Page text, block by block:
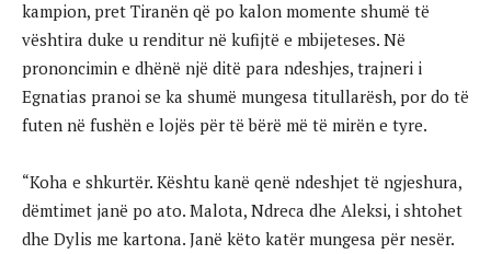
kampion, pret Tiranën që po kalon momente shumë të
vështira duke u renditur në kufijtë e mbijeteses. Në
prononcimin e dhënë një ditë para ndeshjes, trajneri i
Egnatias pranoi se ka shumë mungesa titullarësh, por do të
futen në fushën e lojës për të bërë më të mirën e tyre.
“Koha e shkurtër. Kështu kanë qenë ndeshjet të ngjeshura,
dëmtimet janë po ato. Malota, Ndreca dhe Aleksi, i shtohet
dhe Dylis me kartona. Janë këto katër mungesa për nesër.